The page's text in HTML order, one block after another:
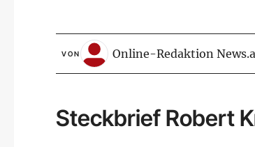
VON Online-Redaktion
Steckbrief Robert